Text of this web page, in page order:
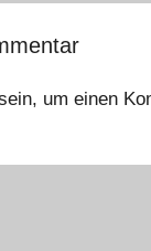
um einen